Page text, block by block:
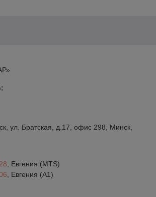
ул. Братская, д.17, офис 298, Минск,
, Евгения (MTS)
, Евгения (A1)